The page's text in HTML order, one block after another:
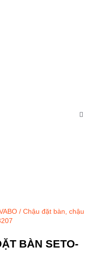
/ Chậu đặt bàn, chậu
BÀN SETO-